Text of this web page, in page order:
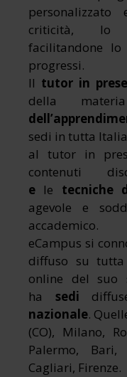
criticità,
facilitandone
progressi.
Il tutor in
della
sedi in tutta
al tutor in
contenuti
e le tecniche
agevole e
accademico.
eCampus si
diffuso su
online del suo
ha sedi
nazionale.
(CO), Milano,
Palermo, Bari,
Cagliari, Firenze.